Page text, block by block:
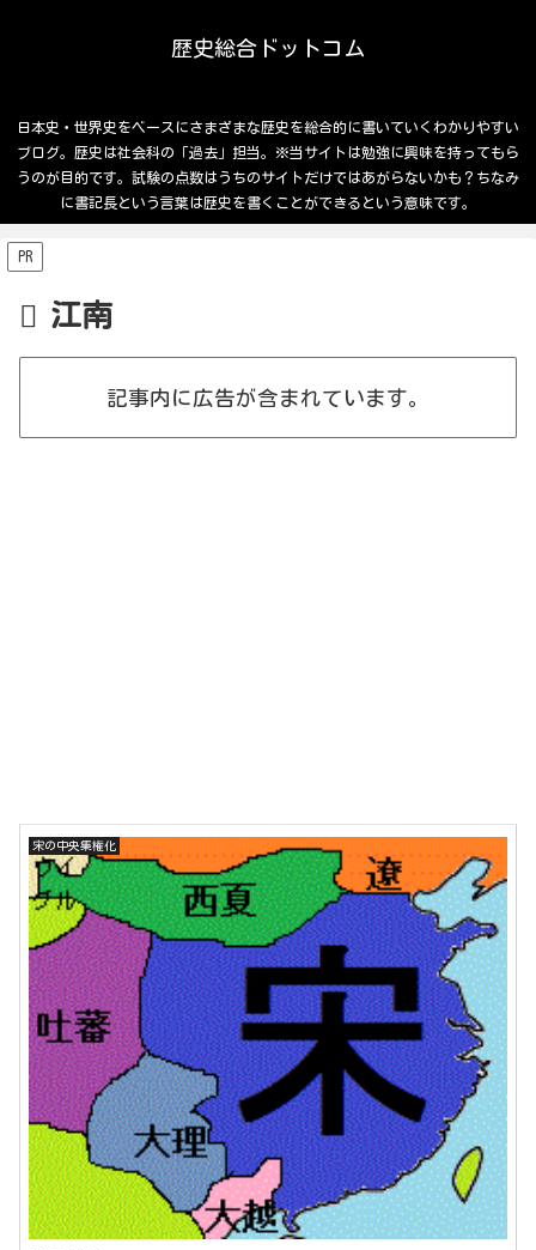
歴史総合ドットコム
日本史・世界史をベースにさまざまな歴史を総合的に書いていくわかりやすい
ブログ。歴史は社会科の「過去」担当。※当サイトは勉強に興味を持ってもら
うのが目的です。試験の点数はうちのサイトだけではあがらないかも？ちなみ
に書記長という言葉は歴史を書くことができるという意味です。
PR
江南
記事内に広告が含まれています。
宋の中央集権化